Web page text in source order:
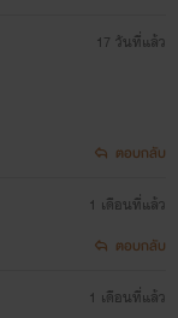
17 วันที่แล้ว
ตอบกลับ
1 เดือนที่แล้ว
ตอบกลับ
1 เดือนที่แล้ว